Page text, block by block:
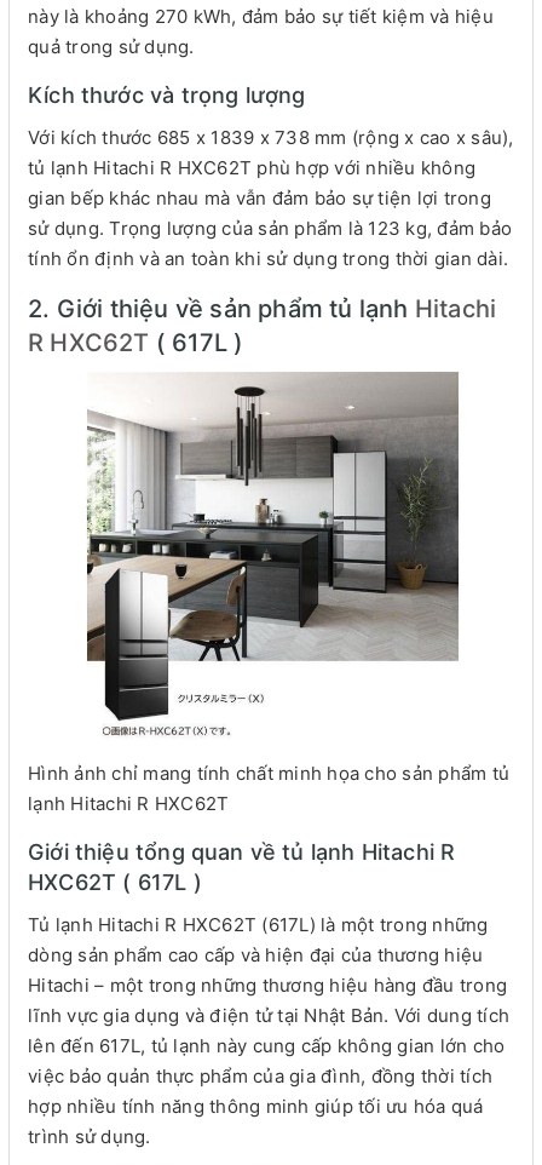
này là khoảng 270 kWh, đảm bảo sự tiết kiệm và hiệu
quả trong sử dụng.
Kích thước và trọng lượng
Với kích thước 685 x 1839 x 738 mm (rộng x cao x sâu),
tủ lạnh Hitachi R HXC62T phù hợp với nhiều không
gian bếp khác nhau mà vẫn đảm bảo sự tiện lợi trong
sử dụng. Trọng lượng của sản phẩm là 123 kg, đảm bảo
tính ổn định và an toàn khi sử dụng trong thời gian dài.
2. Giới thiệu về sản phẩm tủ lạnh Hitachi
R HXC62T ( 617L )
Hình ảnh chỉ mang tính chất minh họa cho sản phẩm tủ
lạnh Hitachi R HXC62T
Giới thiệu tổng quan về tủ lạnh Hitachi R
HXC62T ( 617L )
Tủ lạnh Hitachi R HXC62T (617L) là một trong những
dòng sản phẩm cao cấp và hiện đại của thương hiệu
Hitachi – một trong những thương hiệu hàng đầu trong
lĩnh vực gia dụng và điện tử tại Nhật Bản. Với dung tích
lên đến 617L, tủ lạnh này cung cấp không gian lớn cho
việc bảo quản thực phẩm của gia đình, đồng thời tích
hợp nhiều tính năng thông minh giúp tối ưu hóa quá
trình sử dụng.